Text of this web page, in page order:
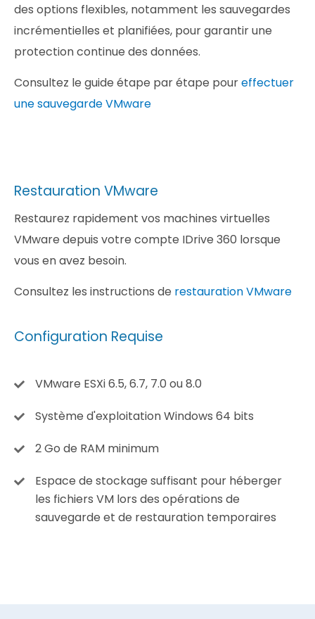
des options flexibles, notamment les sauvegardes
incrémentielles et planifiées, pour garantir une
protection continue des données.
Consultez le guide étape par étape poureffectuer
une sauvegarde VMware
Restauration VMware
Restaurez rapidement vos machines virtuelles
VMware depuis votre compte IDrive 360 lorsque
vous en avez besoin.
Consultez les instructions de restauration VMware
Configuration Requise
VMware ESXi 6.5, 6.7, 7.0 ou 8.0
Système d'exploitation Windows 64 bits
2 Go de RAM minimum
Espace de stockage suffisant pour héberger
les fichiers VM lors des opérations de
sauvegarde et de restauration temporaires